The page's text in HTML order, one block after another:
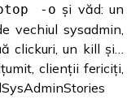
-o și văd: un
vechiul sysadmin,
clickuri, un kill și…
clienții fericiți,